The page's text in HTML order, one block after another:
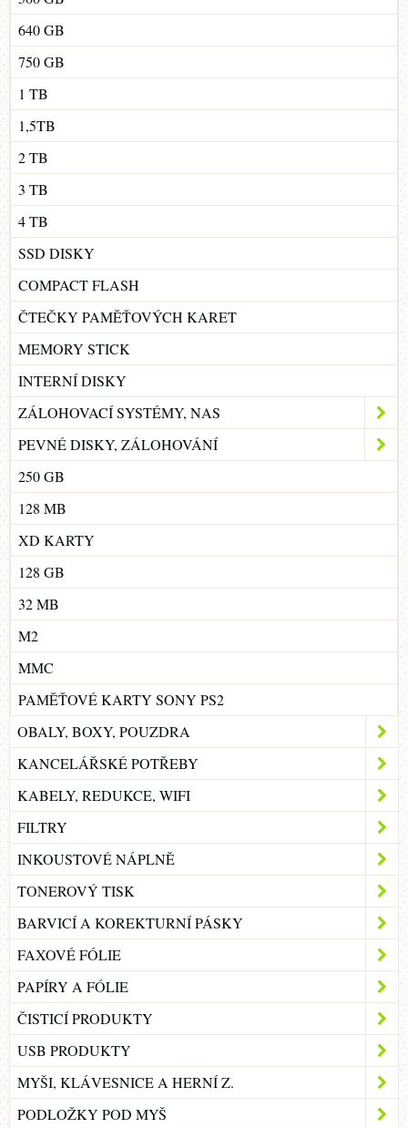
640 GB
750 GB
1 TB
1,5TB
2 TB
3 TB
4 TB
SSD DISKY
COMPACT FLASH
ČTEČKY PAMĚŤOVÝCH KARET
MEMORY STICK
INTERNÍ DISKY
ZÁLOHOVACÍ SYSTÉMY, NAS
PEVNÉ DISKY, ZÁLOHOVÁNÍ
250 GB
128 MB
XD KARTY
128 GB
32 MB
M2
MMC
PAMĚŤOVÉ KARTY SONY PS2
OBALY, BOXY, POUZDRA
KANCELÁŘSKÉ POTŘEBY
KABELY, REDUKCE, WIFI
FILTRY
INKOUSTOVÉ NÁPLNĚ
TONEROVÝ TISK
BARVICÍ A KOREKTURNÍ PÁSKY
FAXOVÉ FÓLIE
PAPÍRY A FÓLIE
ČISTICÍ PRODUKTY
USB PRODUKTY
MYŠI, KLÁVESNICE A HERNÍ Z.
PODLOŽKY POD MYŠ